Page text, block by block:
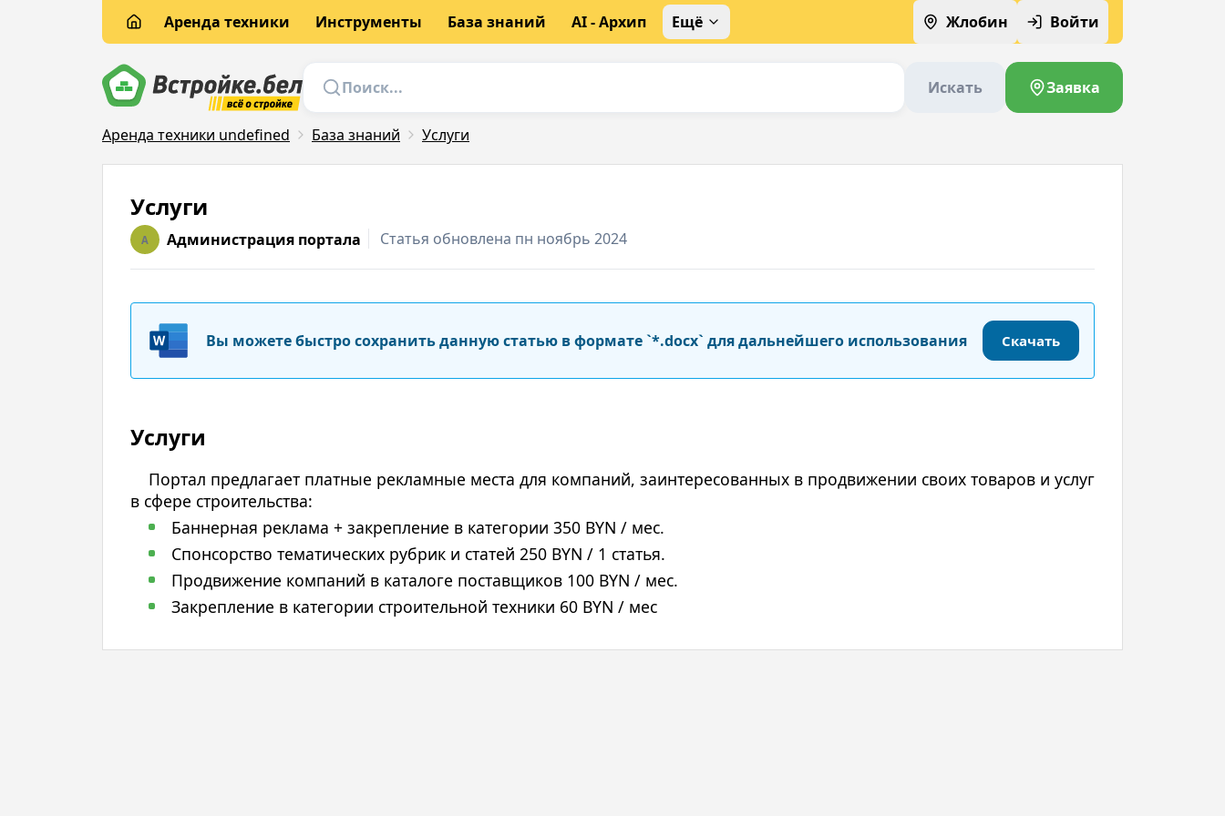
Аренда техники Инструменты База знаний AI - Архип Ещё Жлобин Войти
Искать Заявка
Аренда техники undefined База знаний Услуги
Услуги
A Администрация портала Статья обновлена пн ноябрь 2024
Вы можете быстро сохранить данную статью в формате `*.docx` для дальнейшего использования Скачать
Услуги
Портал предлагает платные рекламные места для компаний, заинтересованных в продвижении своих товаров и услуг
в сфере строительства:
Баннерная реклама + закрепление в категории 350 BYN / мес.
Спонсорство тематических рубрик и статей 250 BYN / 1 статья.
Продвижение компаний в каталоге поставщиков 100 BYN / мес.
Закрепление в категории строительной техники 60 BYN / мес